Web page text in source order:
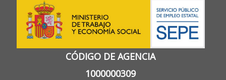
CÓDIGO DE AGENCIA
1000000309